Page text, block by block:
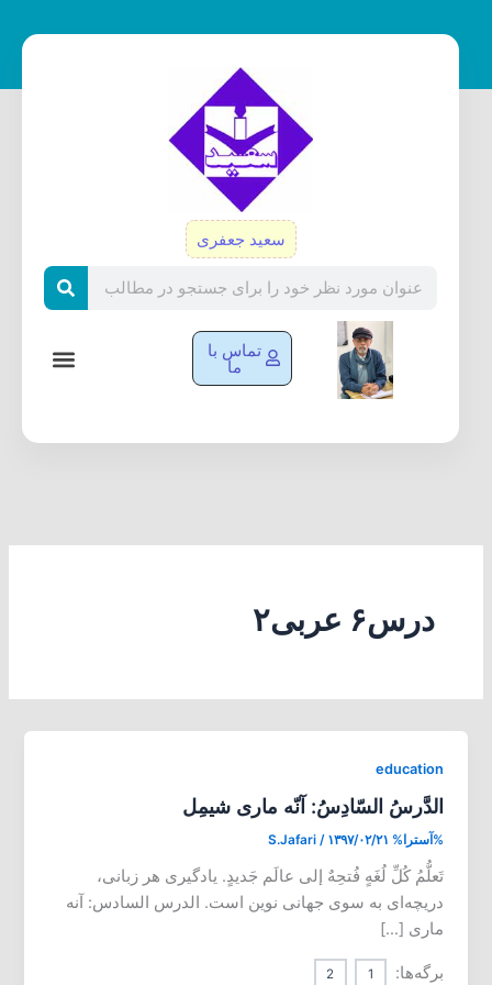
سعید جعفری
تماس با
ما
درس۶ عربی۲
education
الدَّرسُ السّادِسُ: آنّه ماری شیمِل
%آسترا% S.Jafari / ۱۳۹۷/۰۲/۲۱
تَعلُّمُ کُلِّ لُغَهٍ فُتحِهٌ إلی عالَم جَدیدٍ. یادگیری هر زبانی،
دریچه‌ای به سوی جهانی نوین است. الدرس السادس: آنه
ماری […]
برگه‌ها: 1
2